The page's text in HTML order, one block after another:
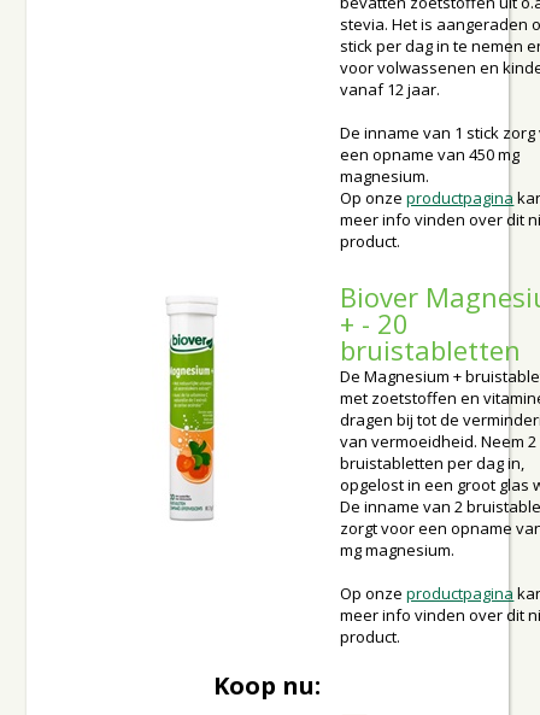
stevia. Het is aangeraden
stick per dag in te nemen
voor volwassenen en
vanaf 12 jaar.
De inname van 1 stick
een opname van 450 mg
magnesium.
Op onze productpagina
meer info vinden over dit
product.
Biover
+ - 20
bruistabletten
De Magnesium +
met zoetstoffen en
dragen bij tot de
van vermoeidheid. Neem 2
bruistabletten per dag in,
opgelost in een groot glas
De inname van 2
zorgt voor een opname
mg magnesium.
Op onzeproductpagina
meer info vinden over dit
product.
Koop nu: